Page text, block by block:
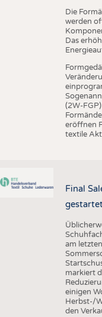
Die
werden
Das
(2W-
eröffnen
textile
Final
am
markiert
einigen
Herbst-/
den